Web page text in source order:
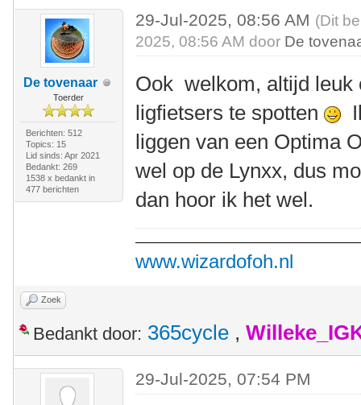
De tovenaar
Toerder
Berichten: 512
Topics: 15
Lid sinds: Apr 2021
Bedankt: 269
1538 x bedankt in
477 berichten
29-Jul-2025, 08:56 AM (Dit
2025, 08:56 AM door De
Ook welkom, altijd leuk
ligfietsers te spotten
liggen van een Optima
wel op de Lynxx, dus
dan hoor ik het wel.
www.wizardofoh.nl
Zoek
Bedankt door: 365cycle ,
29-Jul-2025, 07:54 PM